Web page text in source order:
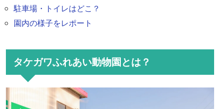
駐車場・トイレはどこ？
園内の様子をレポート
タケガワふれあい動物園とは？